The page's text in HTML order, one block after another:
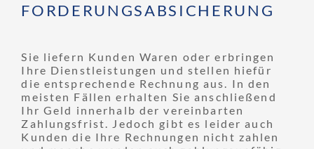
FORDERUNGS­ABSICHERUNG
Sie liefern Kunden Waren oder erbringen
Ihre Dienstleistungen und stellen hiefür
die entsprechende Rechnung aus. In den
meisten Fällen erhalten Sie anschließend
Ihr Geld innerhalb der vereinbarten
Zahlungsfrist. Jedoch gibt es leider auch
Kunden die Ihre Rechnungen nicht zahlen